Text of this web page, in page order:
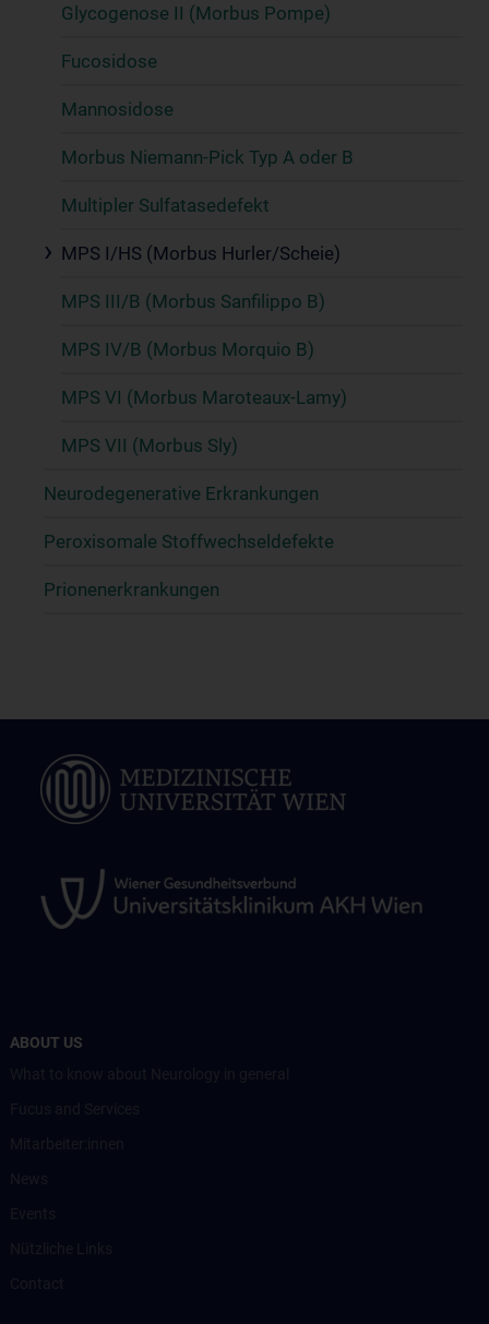
Glycogenose II (Morbus Pompe)
Fucosidose
Mannosidose
Morbus Niemann-Pick Typ A oder B
Multipler Sulfatasedefekt
MPS I/HS (Morbus Hurler/Scheie)
MPS III/B (Morbus Sanfilippo B)
MPS IV/B (Morbus Morquio B)
MPS VI (Morbus Maroteaux-Lamy)
MPS VII (Morbus Sly)
Neurodegenerative Erkrankungen
Peroxisomale Stoffwechseldefekte
Prionenerkrankungen
ABOUT US